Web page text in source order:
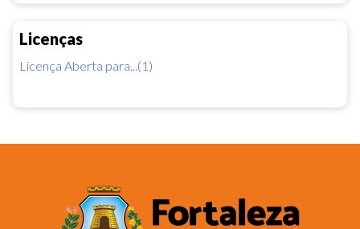
Licenças
Licença Aberta para...(1)